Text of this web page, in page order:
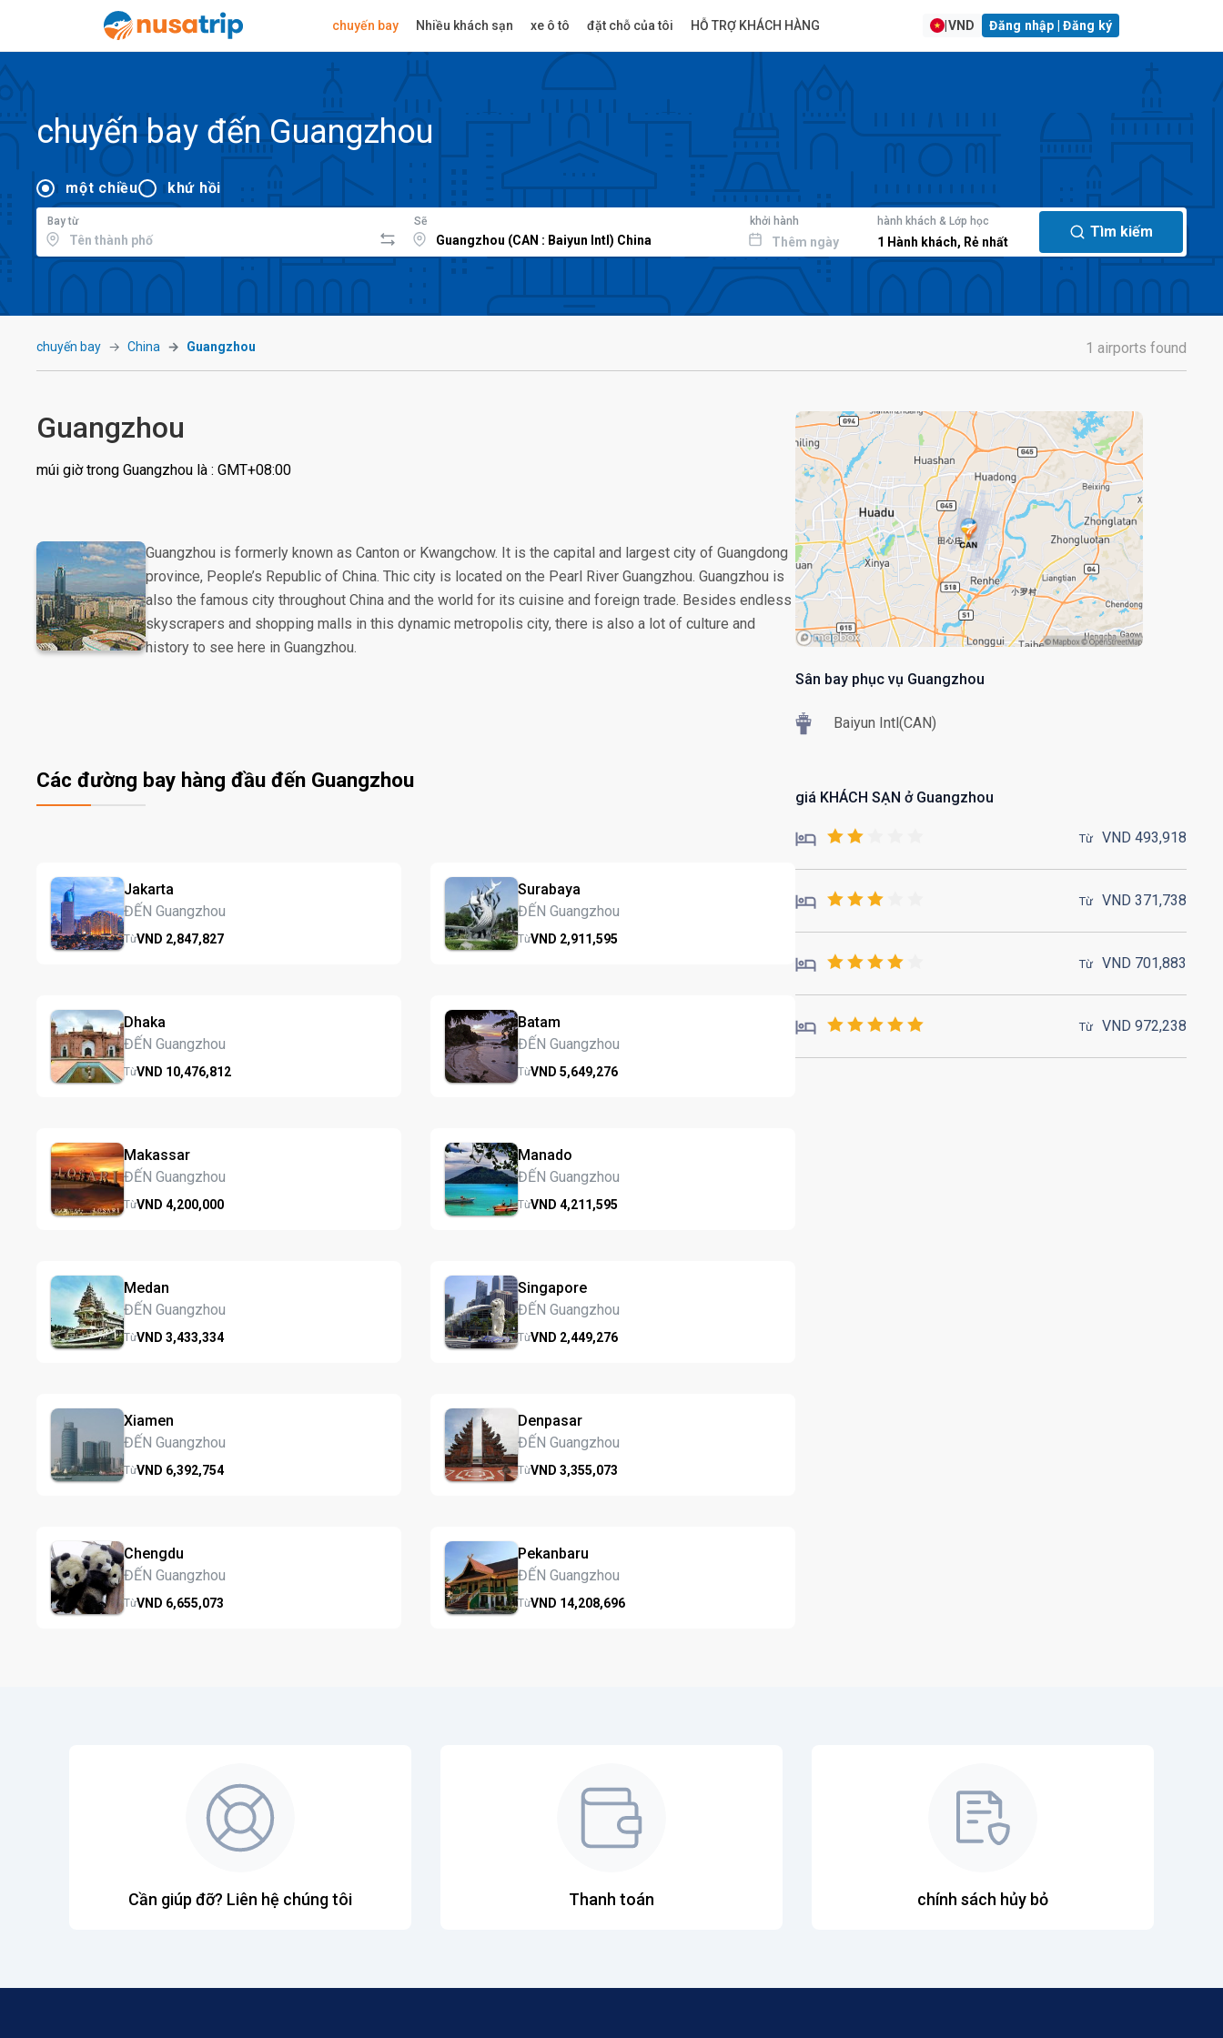
chuyến bay Nhiều khách sạn xe ô tô đặt chỗ của tôi HỖ TRỢ KHÁCH HÀNG VND Đăng nhập | Đăng ký
chuyến bay đến Guangzhou
một chiều khứ hồi
Bay từ Sẽ khởi hành
Thêm ngày
hành khách & Lớp học
1 Hành khách, Rẻ nhất
Tìm kiếm
chuyến bay China Guangzhou 1 airports found
Guangzhou
múi giờ trong Guangzhou là : GMT+08:00
Guangzhou is formerly known as Canton or Kwangchow. It is the capital and largest city of Guangdong
province, People’s Republic of China. Thic city is located on the Pearl River Guangzhou. Guangzhou is
also the famous city throughout China and the world for its cuisine and foreign trade. Besides endless
skyscrapers and shopping malls in this dynamic metropolis city, there is also a lot of culture and
history to see here in Guangzhou.
Các đường bay hàng đầu đến Guangzhou
Jakarta
ĐẾN Guangzhou
TừVND 2,847,827
Surabaya
ĐẾN Guangzhou
TừVND 2,911,595
Dhaka
ĐẾN Guangzhou
TừVND 10,476,812
Batam
ĐẾN Guangzhou
TừVND5,649,276
Makassar
ĐẾN Guangzhou
TừVND 4,200,000
Manado
ĐẾN Guangzhou
TừVND4,211,595
Medan
ĐẾN Guangzhou
TừVND 3,433,334
Singapore
ĐẾN Guangzhou
TừVND 2,449,276
Xiamen
ĐẾN Guangzhou
TừVND 6,392,754
Denpasar
ĐẾN Guangzhou
TừVND3,355,073
Chengdu
ĐẾN Guangzhou
TừVND 6,655,073
Pekanbaru
ĐẾN Guangzhou
TừVND 14,208,696
Sân bay phục vụ Guangzhou
Baiyun Intl(CAN)
giá KHÁCH SẠN ở Guangzhou
Từ VND 493,918
Từ VND 371,738
Từ VND 701,883
Từ VND 972,238
Cần giúp đỡ? Liên hệ chúng tôi Thanh toán chính sách hủy bỏ